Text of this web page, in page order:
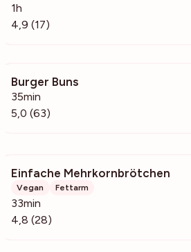
1h
4,9 (17)
Burger Buns
35min
5,0 (63)
Einfache Mehrkornbrötchen
Vegan Fettarm
33min
4,8 (28)